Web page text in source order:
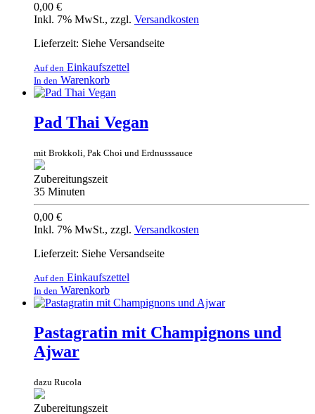
0,00 €
Inkl. 7% MwSt., zzgl. Versandkosten
Lieferzeit: Siehe Versandseite
Auf den Einkaufszettel
In den Warenkorb
Pad Thai Vegan
mit Brokkoli, Pak Choi und Erdnusssauce
Zubereitungszeit
35 Minuten
0,00 €
Inkl. 7% MwSt., zzgl. Versandkosten
Lieferzeit: Siehe Versandseite
Auf den Einkaufszettel
In den Warenkorb
Pastagratin mit Champignons und
Ajwar
dazu Rucola
Zubereitungszeit